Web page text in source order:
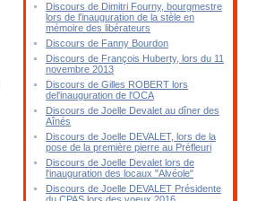
Discours de Dimitri Fourny, bourgmestre
lors de l'inauguration de la stèle en
mémoire des libérateurs
Discours de Fanny Bourdon
Discours de François Huberty, lors du 11
novembre 2013
Discours de Gilles ROBERT lors
del'inauguration de l'OCA
Discours de Joelle Devalet au dîner des
Aînés
Discours de Joelle DEVALET, lors de la
pose de la première pierre au Préfleuri
Discours de Joelle Devalet lors de
l'inauguration des locaux "Alvéole"
Discours de Joelle DEVALET Présidente